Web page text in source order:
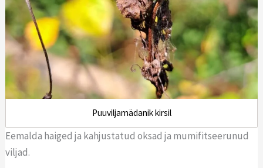
Puuviljamädanik kirsil
Eemalda haiged ja kahjustatud oksad ja mumifitseerunud
viljad.